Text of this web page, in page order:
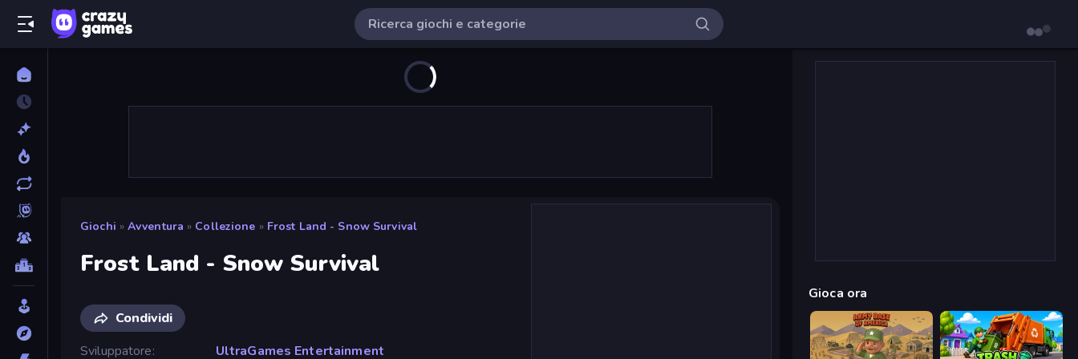
Giochi » Avventura » Collezione » Frost Land - Snow Survival
Frost Land - Snow Survival
Condividi
Sviluppatore
UltraGames Entertainment
Gioca ora